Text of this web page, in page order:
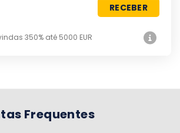
RECEBER
350% até 5000 EUR
Frequentes